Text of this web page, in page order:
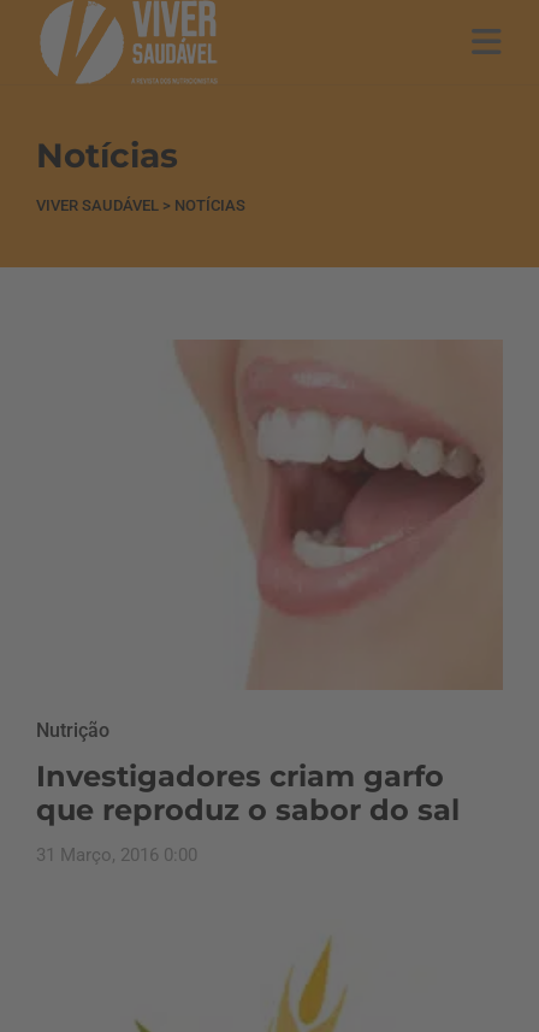
Notícias
VIVER SAUDÁVEL > NOTÍCIAS
Nutrição
Investigadores criam garfo
que reproduz o sabor do sal
31 Março, 2016 0:00